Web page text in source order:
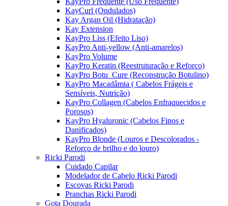
KayCurl (Ondulados)
Kay Argan Oil (Hidratação)
Kay Extension
KayPro Liss (Efeito Liso)
KayPro Anti-yellow (Anti-amarelos)
KayPro Volume
KayPro Keratin (Reestruturação e Reforço)
KayPro Botu_Cure (Reconstrução Botulino)
KayPro Macadâmia ( Cabelos Frágeis e
Sensíveis, Nutrição)
KayPro Collagen (Cabelos Enfraquecidos e
Porosos)
KayPro Hyaluronic (Cabelos Finos e
Danificados)
KayPro Blonde (Louros e Descolorados -
Reforço de brilho e do louro)
Ricki Parodi
Cuidado Capilar
Modelador de Cabelo Ricki Parodi
Escovas Ricki Parodi
Pranchas Ricki Parodi
Gota Dourada